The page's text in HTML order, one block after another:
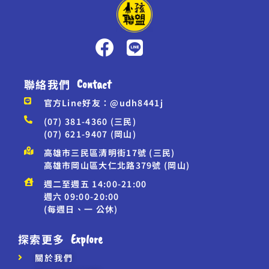
聯絡我們 Contact
官方Line好友：@udh8441j
(07) 381-4360 (三民)
(07) 621-9407 (岡山)
高雄市三民區清明街17號 (三民)
高雄市岡山區大仁北路379號 (岡山)
週二至週五 14:00-21:00
週六 09:00-20:00
(每週日、一 公休)
探索更多 Explore
關於我們